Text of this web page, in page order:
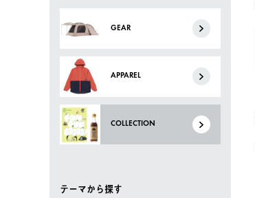
GEAR
APPAREL
COLLECTION
テーマから探す